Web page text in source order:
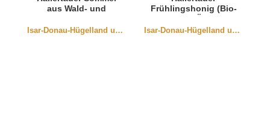
aus Wald- und
Honig DE-Öko-006)Isar-Donau-Hügelland und der Oberpfalz
Frühlingshonig (Bio-
Isar-Donau-Hügelland und der Oberpfalz